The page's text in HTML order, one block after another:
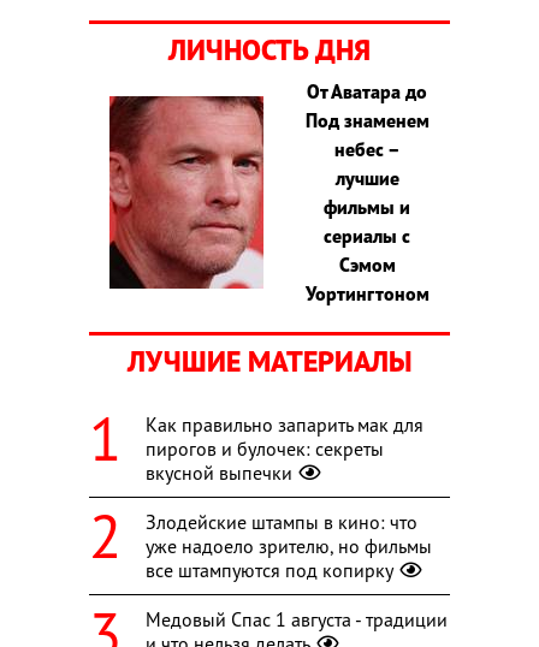
ЛИЧНОСТЬ ДНЯ
От Аватара до
Под знаменем
небес –
лучшие
фильмы и
сериалы с
Сэмом
Уортингтоном
ЛУЧШИЕ МАТЕРИАЛЫ
Как правильно запарить мак для
пирогов и булочек: секреты
вкусной выпечки
Злодейские штампы в кино: что
уже надоело зрителю, но фильмы
все штампуются под копирку
Медовый Спас 1 августа - традиции